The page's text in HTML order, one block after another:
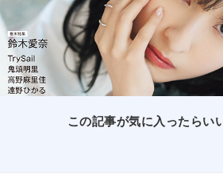
この記事が気に入ったらい